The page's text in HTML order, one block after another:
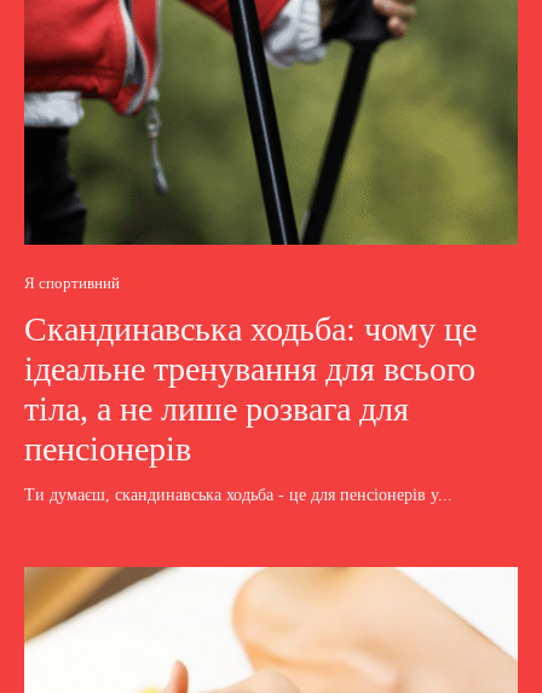
Я спортивний
Скандинавська ходьба: чому це
ідеальне тренування для всього
тіла, а не лише розвага для
пенсіонерів
Ти думаєш, скандинавська ходьба - це для пенсіонерів у...